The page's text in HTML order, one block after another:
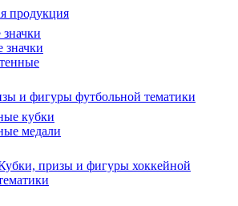
продукция
значки
и фигуры футбольной тематики
кубки
медали
призы и фигуры хоккейной